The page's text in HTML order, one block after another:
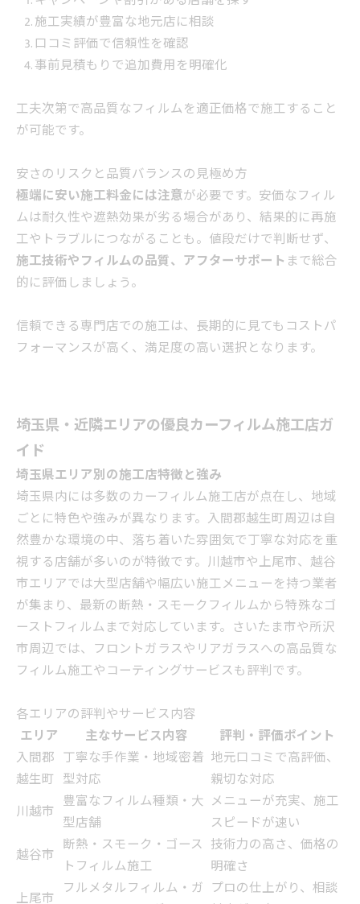
施工実績が豊富な地元店に相談
口コミ評価で信頼性を確認
事前見積もりで追加費用を明確化
工夫次第で高品質なフィルムを適正価格で施工すること
が可能です。
安さのリスクと品質バランスの見極め方
極端に安い施工料金には注意が必要です。安価なフィル
ムは耐久性や遮熱効果が劣る場合があり、結果的に再施
工やトラブルにつながることも。値段だけで判断せず、
施工技術やフィルムの品質、アフターサポート まで総合
的に評価しましょう。
信頼できる専門店での施工は、長期的に見てもコストパ
フォーマンスが高く、満足度の高い選択となります。
埼玉県・近隣エリアの優良カーフィルム施工店ガ
イド
埼玉県エリア別の施工店特徴と強み
埼玉県内には多数のカーフィルム施工店が点在し、地域
ごとに特色や強みが異なります。入間郡越生町周辺は自
然豊かな環境の中、落ち着いた雰囲気で丁寧な対応を重
視する店舗が多いのが特徴です。川越市や上尾市、越谷
市エリアでは大型店舗や幅広い施工メニューを持つ業者
が集まり、最新の断熱・スモークフィルムから特殊なゴ
ーストフィルムまで対応しています。さいたま市や所沢
市周辺では、フロントガラスやリアガラスへの高品質な
フィルム施工やコーティングサービスも評判です。
各エリアの評判やサービス内容
エリア
主なサービス内容
評判・評価ポイント
入間郡
越生町
丁寧な手作業・地域密着
型対応
地元口コミで高評価、
親切な対応
川越市 豊富なフィルム種類・大
型店舗
メニューが充実、施工
スピードが速い
越谷市 断熱・スモーク・ゴース
トフィルム施工
技術力の高さ、価格の
明確さ
上尾市 フルメタルフィルム・ガ プロの仕上がり、相談